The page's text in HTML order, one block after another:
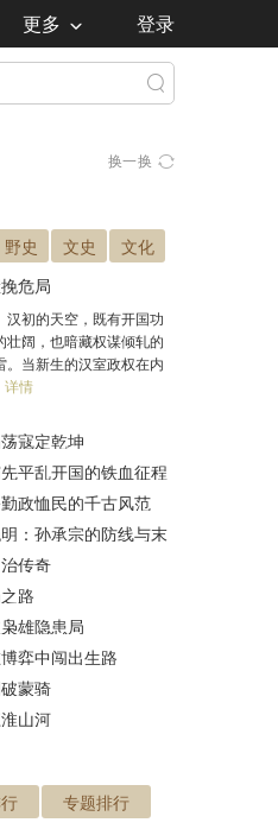
更多 登录
换一换
野史 文史
文化
危局
初的天空，既有开国功
壮阔，也暗藏权谋倾轧的
。当新生的汉室政权在内
详情
寇定乾坤
平乱开国的铁血征程
政恤民的千古风范
：孙承宗的防线与末
传奇
路
雄隐患局
弈中闯出生路
蒙骑
山河
专题排行